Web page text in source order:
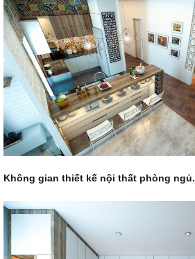
Không gian thiết kế nội thất phòng ngủ.